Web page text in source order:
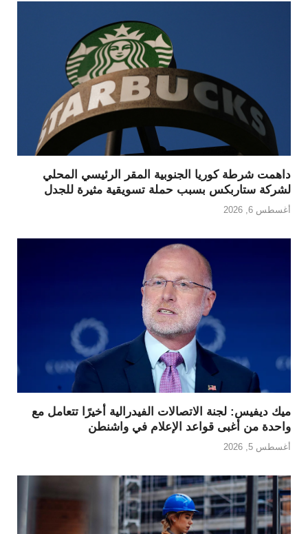
داهمت شرطة كوريا الجنوبية المقر الرئيسي المحلي
لشركة ستاربكس بسبب حملة تسويقية مثيرة للجدل
أغسطس 6, 2026
ميك ديفيس: لجنة الاتصالات الفيدرالية أخيرًا تتعامل مع
واحدة من أغبى قواعد الإعلام في واشنطن
أغسطس 5, 2026